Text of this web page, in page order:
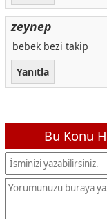
zeynep
bebek bezi takip
Yanıtla
Bu Konu